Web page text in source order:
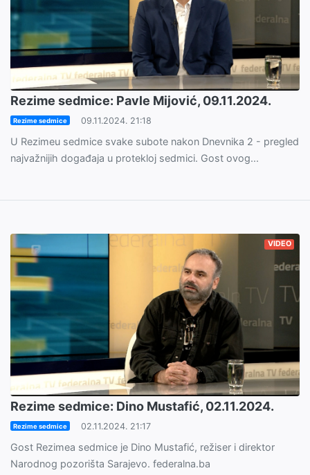
Rezime sedmice: Pavle Mijović, 09.11.2024.
Rezime sedmice 09.11.2024. 21:18
U Rezimeu sedmice svake subote nakon Dnevnika 2 - pregled
najvažnijih događaja u protekloj sedmici. Gost ovog...
VIDEO
Rezime sedmice: Dino Mustafić, 02.11.2024.
Rezime sedmice 02.11.2024. 21:17
Gost Rezimea sedmice je Dino Mustafić, režiser i direktor
Narodnog pozorišta Sarajevo. federalna.ba